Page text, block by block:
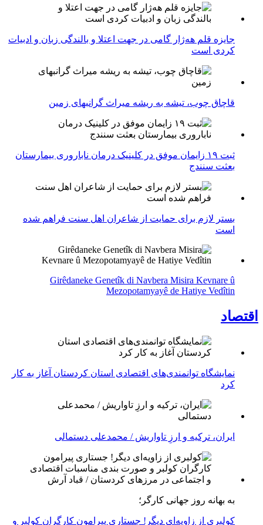
جایزه قلم هه‌ژار گامی در جهت اعتلا و بالندگی زبان و ادبیات
کردی است
قاچاق چوب، تیشه به ریشه میراث گرانبهای زمین
ثبت ۱۹ زایمان موفق در کلینیک درمان ناباروری بیمارستان
بعثت سنندج
بستر لازم برای حمایت از شاعران اهل سنت فراهم شده
است
Girêdaneke Genetîk di Navbera Misira Kevnare û
Mezopotamyayê de Hatiye Vedîtin
اقتصاد
نمایشگاه توانمندی‌های اقتصادی استان کردستان آغاز به کار
کرد
ایران، ترکیه و ارزِ تاواریش / محمدعلی دستمالی
به بهانه روز جهانی کارگر؛
کولبری از زاویه‌ای دیگر! جستاری پیرامون کارگران کولبر و